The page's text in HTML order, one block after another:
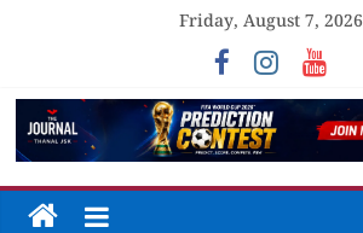
Friday, August 7, 2026
The